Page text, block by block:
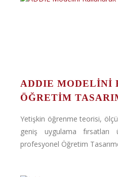
ADDIE MODELINI
ÖĞRETIM
Yetişkin öğrenme teorisi,
geniş uygulama
profesyonel Öğretim